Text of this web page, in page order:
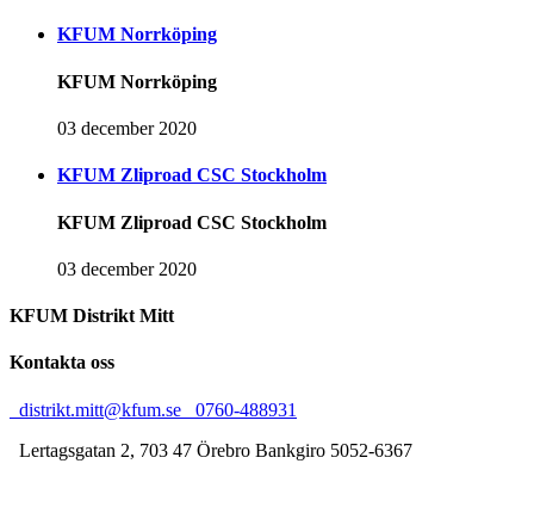
KFUM Norrköping
KFUM Norrköping
03 december 2020
KFUM Zliproad CSC Stockholm
KFUM Zliproad CSC Stockholm
03 december 2020
KFUM Distrikt Mitt
Kontakta oss
distrikt.mitt@kfum.se
0760-488931
Lertagsgatan 2, 703 47 Örebro Bankgiro 5052-6367